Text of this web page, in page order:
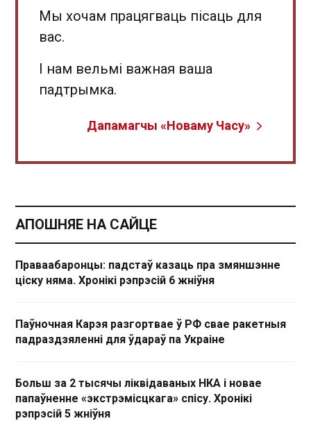
Мы хочам працягваць пісаць для
вас.
І нам вельмі важная ваша
падтрымка.
Дапамагчы «Новаму Часу»
АПОШНЯЕ НА САЙЦЕ
Праваабаронцы: падстаў казаць пра змяншэнне
ціску няма. Хронікі рэпрэсій 6 жніўня
Паўночная Карэя разгортвае ў РФ свае ракетныя
падраздзяленні для ўдараў па Украіне
Больш за 2 тысячы ліквідаваных НКА і новае
папаўненне «экстрэмісцкага» спісу. Хронікі
рэпрэсій 5 жніўня